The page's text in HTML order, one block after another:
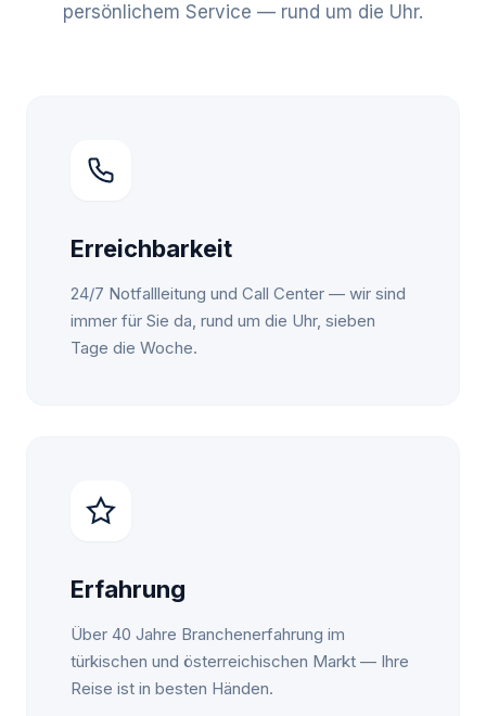
persönlichem Service — rund um die Uhr.
Erreichbarkeit
24/7 Notfallleitung und Call Center — wir sind
immer für Sie da, rund um die Uhr, sieben
Tage die Woche.
Erfahrung
Über 40 Jahre Branchenerfahrung im
türkischen und österreichischen Markt — Ihre
Reise ist in besten Händen.